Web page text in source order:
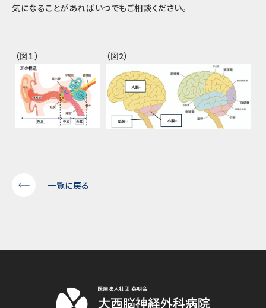
気になることがあればいつでもご相談ください。
（図１） （図2）
一覧に戻る